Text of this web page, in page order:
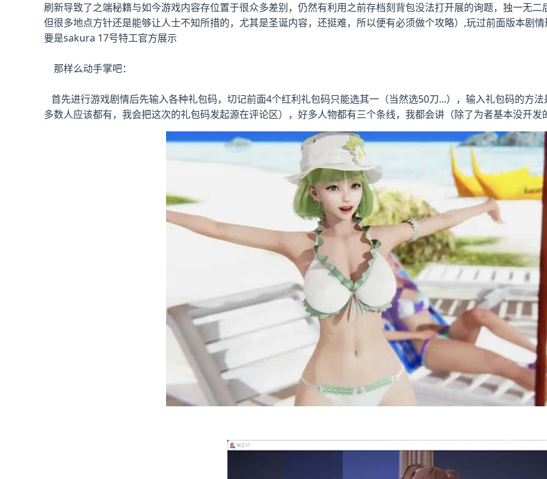
刷新导致了之端秘籍与如今游戏内容存位置于很众多差别，仍然有利用之前存档刻背包没法打开展的询题，独一无
但很多地点方针还是能够让人士不知所措的，尤其是圣诞内容，还挺难，所以便有必须做个攻略）,玩过前面版本剧
要是sakura 17号特工官方展示
那样么动手掌吧：
首先进行游戏剧情后先输入各种礼包码，切记前面4个红利礼包码只能选其一（当然选50刀...），输入礼包码的方
多数人应该都有，我会把这次的礼包码发起源在评论区），好多人物都有三个条线，我都会讲（除了为者基本没开发